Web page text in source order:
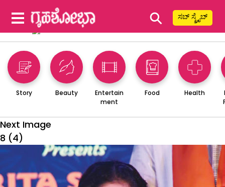
⚲ ಸಬ್ ಸ್ಕ್ರೈಬ್
Story Beauty
Entertain
ment
Food Health
Next Image
8 (4)